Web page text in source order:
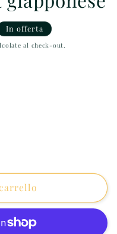
In offerta
al check-out.